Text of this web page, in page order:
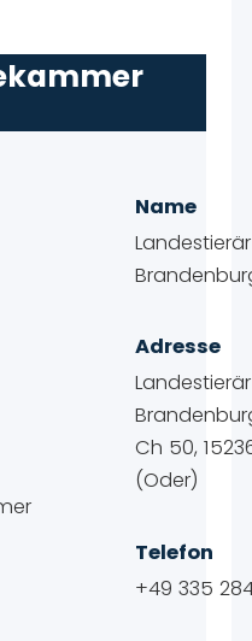
Name
Adresse
Ch 50,
(Oder)
Telefon
+49 335